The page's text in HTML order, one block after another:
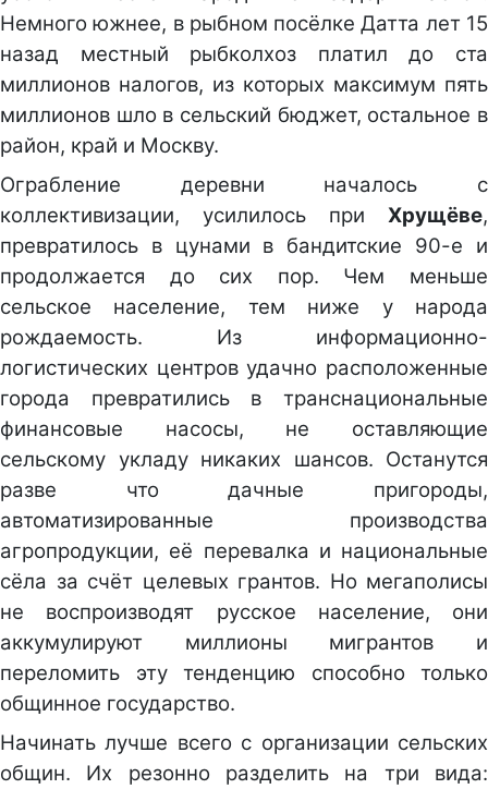
Немного южнее, в рыбном посёлке Датта лет 15
назад местный рыбколхоз платил до ста
миллионов налогов, из которых максимум пять
миллионов шло в сельский бюджет, остальное в
район, край и Москву.
Ограбление деревни началось с
коллективизации, усилилось при Хрущёве,
превратилось в цунами в бандитские 90-е и
продолжается до сих пор. Чем меньше
сельское население, тем ниже у народа
рождаемость. Из информационно-
логистических центров удачно расположенные
города превратились в транснациональные
финансовые насосы, не оставляющие
сельскому укладу никаких шансов. Останутся
разве что дачные пригороды,
автоматизированные производства
агропродукции, её перевалка и национальные
сёла за счёт целевых грантов. Но мегаполисы
не воспроизводят русское население, они
аккумулируют миллионы мигрантов и
переломить эту тенденцию способно только
общинное государство.
Начинать лучше всего с организации сельских
общин. Их резонно разделить на три вида: